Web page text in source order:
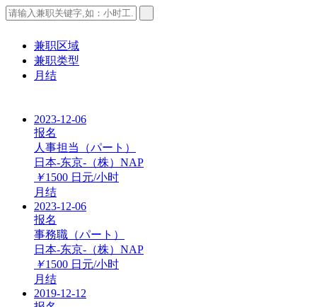
兼职区域
兼职类型
月结
2023-12-06
报名
人事担当（パート）
日本-东京-（株）NAP
￥1500 日元/小时
月结
2023-12-06
报名
事務職（パート）
日本-东京-（株）NAP
￥1500 日元/小时
月结
2019-12-12